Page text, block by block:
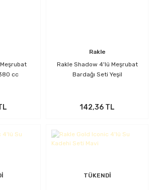
cc
Rakle
Rakle Shadow 4'lü Meşrubat
Bardağı Seti Yeşil
142,36 TL
TÜKENDİ